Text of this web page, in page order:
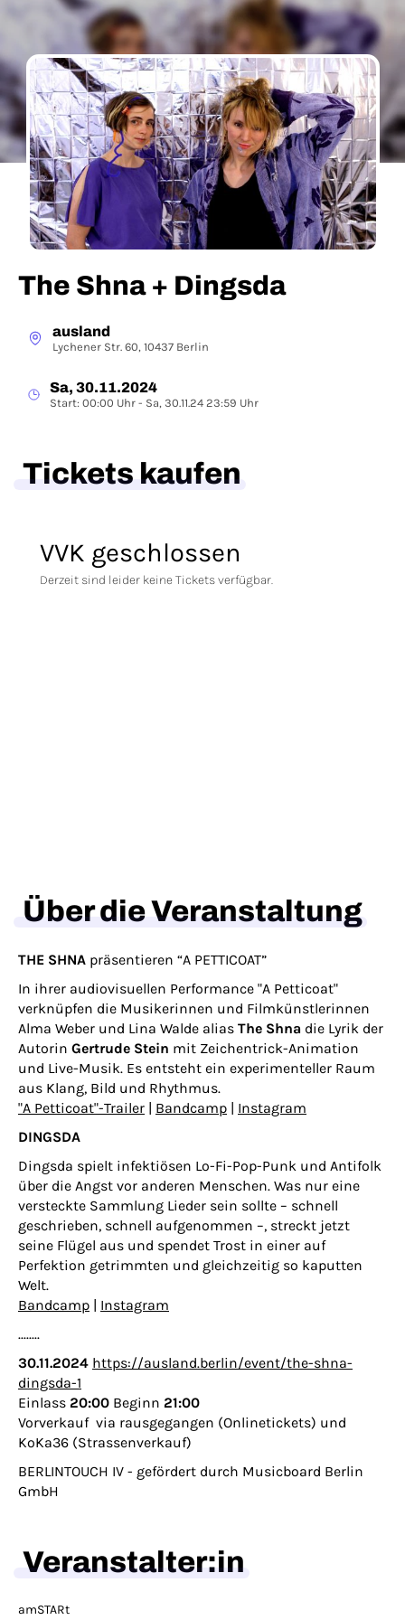
The Shna + Dingsda
ausland
Lychener Str. 60, 10437 Berlin
Sa, 30.11.2024
Start: 00:00 Uhr - Sa, 30.11.24 23:59 Uhr
Tickets kaufen
VVK geschlossen
Derzeit sind leider keine Tickets verfügbar.
Über die Veranstaltung
THE SHNA präsentieren “A PETTICOAT”
In ihrer audiovisuellen Performance "A Petticoat"
verknüpfen die Musikerinnen und Filmkünstlerinnen
Alma Weber und Lina Walde alias The Shna die Lyrik der
Autorin Gertrude Stein mit Zeichentrick-Animation
und Live-Musik. Es entsteht ein experimenteller Raum
aus Klang, Bild und Rhythmus.
"A Petticoat"-Trailer | Bandcamp | Instagram
DINGSDA
Dingsda spielt infektiösen Lo-Fi-Pop-Punk und Antifolk
über die Angst vor anderen Menschen. Was nur eine
versteckte Sammlung Lieder sein sollte – schnell
geschrieben, schnell aufgenommen –, streckt jetzt
seine Flügel aus und spendet Trost in einer auf
Perfektion getrimmten und gleichzeitig so kaputten
Welt.
Bandcamp | Instagram
........
30.11.2024 https://ausland.berlin/event/the-shna-
dingsda-1
Einlass 20:00 Beginn 21:00
Vorverkauf via rausgegangen (Onlinetickets) und
KoKa36 (Strassenverkauf)
BERLINTOUCH IV - gefördert durch Musicboard Berlin
GmbH
Veranstalter:in
amSTARt